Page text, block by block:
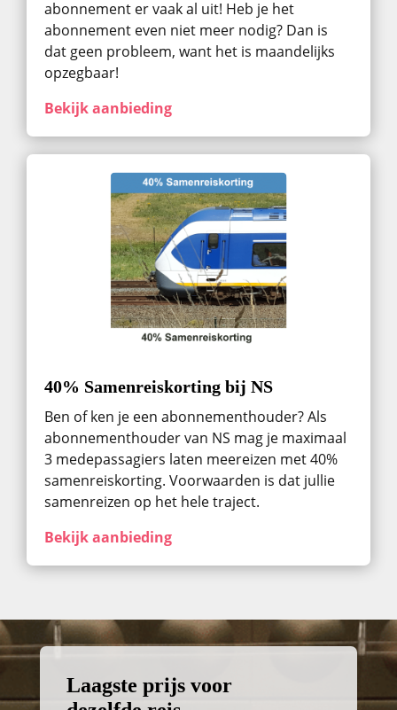
abonnement er vaak al uit! Heb je het
abonnement even niet meer nodig? Dan is
dat geen probleem, want het is maandelijks
opzegbaar!
Bekijk aanbieding
40% Samenreiskorting bij NS
Ben of ken je een abonnementhouder? Als
abonnementhouder van NS mag je maximaal
3 medepassagiers laten meereizen met 40%
samenreiskorting. Voorwaarden is dat jullie
samenreizen op het hele traject.
Bekijk aanbieding
Laagste prijs voor